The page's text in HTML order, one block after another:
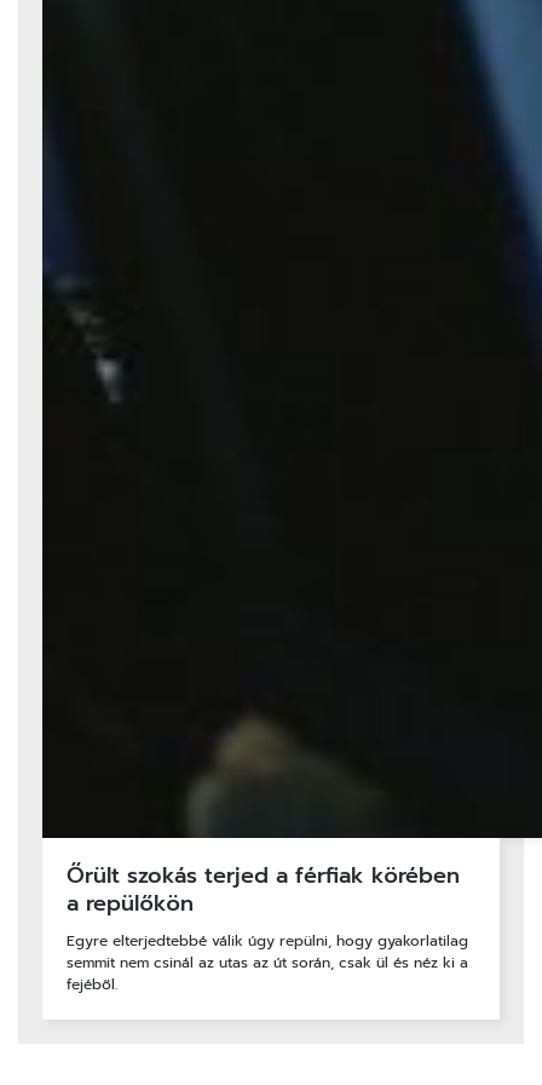
Őrült szokás terjed a férfiak körében
a repülőkön
Egyre elterjedtebbé válik úgy repülni, hogy gyakorlatilag
semmit nem csinál az utas az út során, csak ül és néz ki a
fejéből.